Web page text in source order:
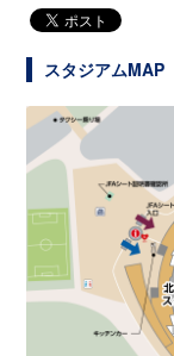
スタジアムMAP